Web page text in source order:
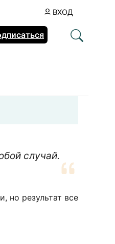
ВХОД
случай.
но результат все